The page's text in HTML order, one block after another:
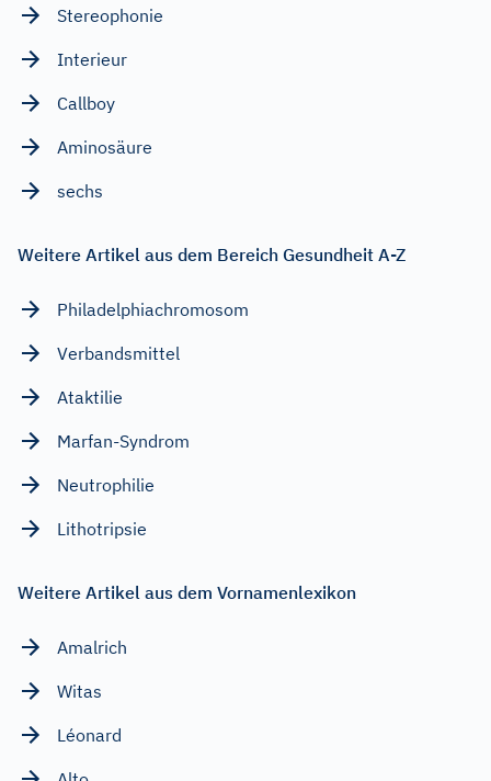
Stereophonie
Interieur
Callboy
Aminosäure
sechs
Weitere Artikel aus dem Bereich Gesundheit A-Z
Philadelphiachromosom
Verbandsmittel
Ataktilie
Marfan-Syndrom
Neutrophilie
Lithotripsie
Weitere Artikel aus dem Vornamenlexikon
Amalrich
Witas
Léonard